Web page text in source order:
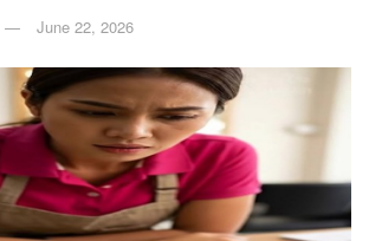
June 22, 2026